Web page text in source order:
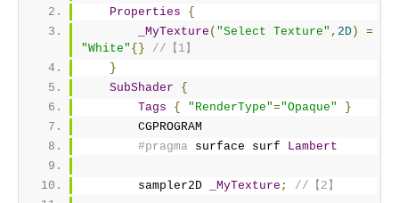
Properties
{
_MyTexture ( "Select Texture" , 2D)
=
"White" {}
//【1】
}
SubShader
{
Tags
{ "RenderType"="Opaque"
}
        CGPROGRAM
#pragma surface surf Lambert
        sampler2D
_MyTexture ; //【2】